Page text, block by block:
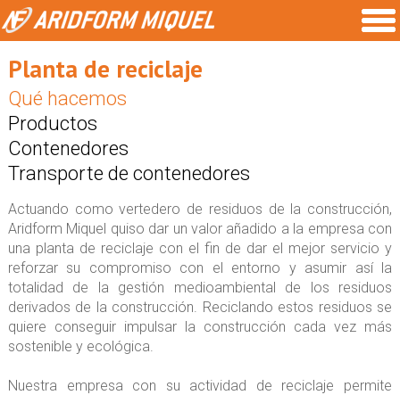
Planta de reciclaje
Qué hacemos
Productos
Contenedores
Transporte de contenedores
Actuando como vertedero de residuos de la construcción,
Aridform Miquel quiso dar un valor añadido a la empresa con
una planta de reciclaje con el fin de dar el mejor servicio y
reforzar su compromiso con el entorno y asumir así la
totalidad de la gestión medioambiental de los residuos
derivados de la construcción. Reciclando estos residuos se
quiere conseguir impulsar la construcción cada vez más
sostenible y ecológica.
Nuestra empresa con su actividad de reciclaje permite